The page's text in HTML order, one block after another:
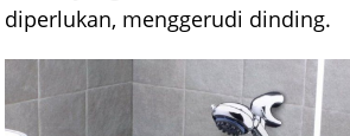
diperlukan, menggerudi dinding.